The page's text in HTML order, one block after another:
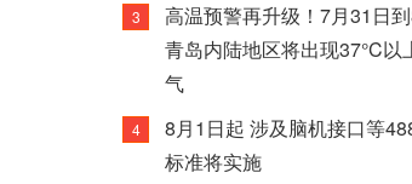
3
高温预警再升级！7月31日
青岛内陆地区将出现37°C以
气
4
8月1日起 涉及脑机接口等
标准将实施